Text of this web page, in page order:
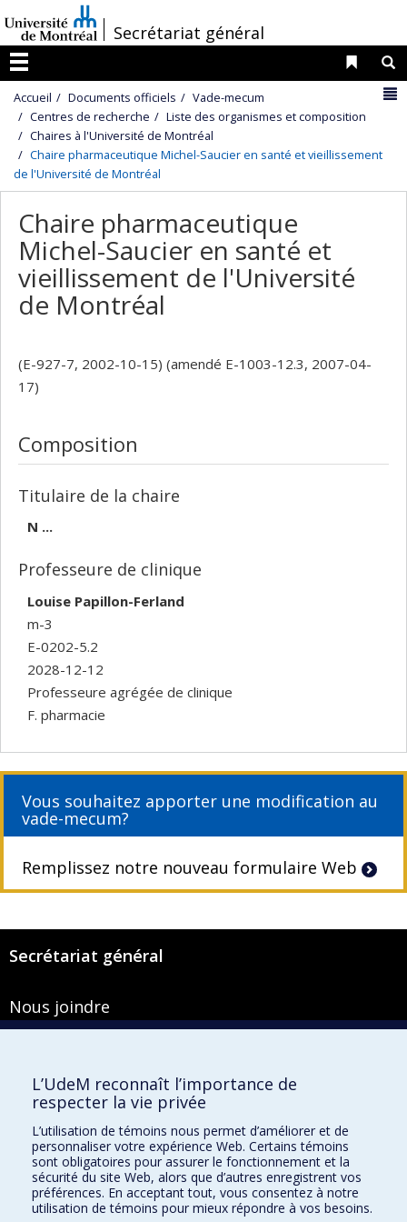
au
contenu
/
Secrétariat général
Menu
Liens
Accueil Documents officiels
Vade-mecum
Centres de recherche
Liste des organismes et composition
Chaires à l'Université de Montréal
Chaire pharmaceutique Michel-Saucier en santé et vieillissement
de l'Université de Montréal
Chaire pharmaceutique
Michel-Saucier en santé et
vieillissement de l'Université
de Montréal
(E-927-7, 2002-10-15) (amendé E-1003-12.3, 2007-04-
17)
Composition
Titulaire de la chaire
N ...
Professeure de clinique
Louise Papillon-Ferland
m-3
E-0202-5.2
2028-12-12
Professeure agrégée de clinique
F. pharmacie
Vous souhaitez apporter une modification au
vade-mecum?
Remplissez notre nouveau formulaire Web
Secrétariat général
Nous joindre
Montréal (Québec) H3T 1J4
Courriel :secretariat-general@umontreal.ca
Admission
Plan du site
Accessibilité
L’UdeM reconnaît l’importance de
respecter la vie privée
L’utilisation de témoins nous permet d’améliorer et de
personnaliser votre expérience Web. Certains témoins
sont obligatoires pour assurer le fonctionnement et la
sécurité du site Web, alors que d’autres enregistrent vos
préférences. En acceptant tout, vous consentez à notre
utilisation de témoins pour mieux répondre à vos besoins.